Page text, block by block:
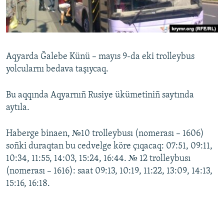
Русский
Українською
QOŞULIÑIZ!
RFE/RS bütün saytları
Aqyarda Ğalebe Künü – mayıs 9-da eki trolleybus
yolcularnı bedava taşıycaq.
Bu aqqında Aqyarnıñ Rusiye ükümetiniñ saytında
aytıla.
Haberge binaen, №10 trolleybusı (nomerası – 1606)
soñki duraqtan bu cedvelge köre çıqacaq: 07:51, 09:11,
10:34, 11:55, 14:03, 15:24, 16:44. № 12 trolleybusı
(nomerası – 1616): saat 09:13, 10:19, 11:22, 13:09, 14:13,
15:16, 16:18.